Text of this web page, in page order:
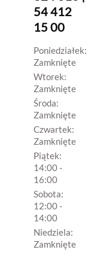
54 412
15 00
Poniedziałek:
Zamknięte
Wtorek:
Zamknięte
Środa:
Zamknięte
Czwartek:
Zamknięte
Piątek:
14:00 -
16:00
Sobota:
12:00 -
14:00
Niedziela:
Zamknięte